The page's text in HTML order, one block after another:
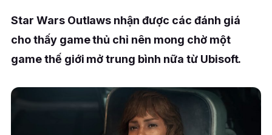
Star Wars Outlaws nhận được các đánh giá
cho thấy game thủ chỉ nên mong chờ một
game thế giới mở trung bình nữa từ Ubisoft.